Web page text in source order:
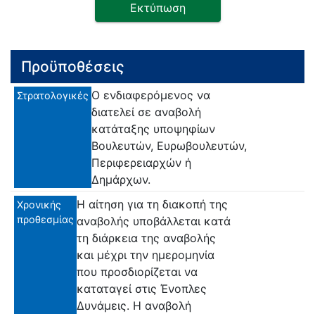
Εκτύπωση
Προϋποθέσεις
Στρατολογικές Ο ενδιαφερόμενος να
διατελεί σε αναβολή
κατάταξης υποψηφίων
Βουλευτών, Ευρωβουλευτών,
Περιφερειαρχών ή
Δημάρχων.
Χρονικής
προθεσμίας
Η αίτηση για τη διακοπή της
αναβολής υποβάλλεται κατά
τη διάρκεια της αναβολής
και μέχρι την ημερομηνία
που προσδιορίζεται να
καταταγεί στις Ένοπλες
Δυνάμεις. Η αναβολή